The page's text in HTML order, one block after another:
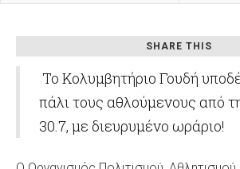
SHARE THIS
Το Κολυμβητήριο Γουδή
πάλι τους αθλούμενους από
30.7, με διευρυμένο ωράριο!